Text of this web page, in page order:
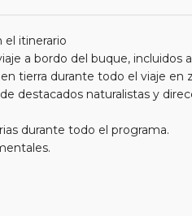
el itinerario
a bordo del buque, incluidos
tierra durante todo el viaje en
destacados naturalistas y
durante todo el programa.